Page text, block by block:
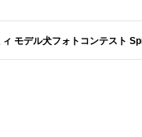
ィ モデル犬フォトコンテスト